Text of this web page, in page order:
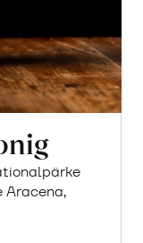
Aracena,